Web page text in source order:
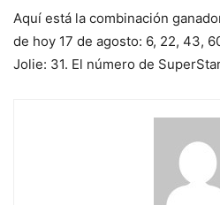
Aquí está la combinación
de hoy 17 de agosto: 6, 22, 43,
Jolie: 31. El número de